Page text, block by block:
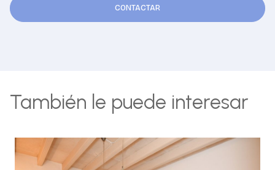
CONTACTAR
También le puede interesar